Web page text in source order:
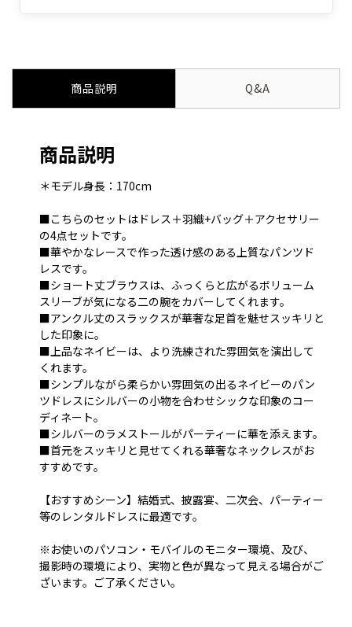
商品説明 Q&A
商品説明
＊モデル身長：170cm
■こちらのセットはドレス＋羽織+バッグ＋アクセサリー
の4点セットです。
■華やかなレースで作った透け感のある上質なパンツド
レスです。
■ショート丈ブラウスは、ふっくらと広がるボリューム
スリーブが気になる二の腕をカバーしてくれます。
■アンクル丈のスラックスが華奢な足首を魅せスッキリと
した印象に。
■上品なネイビーは、より洗練された雰囲気を演出して
くれます。
■シンプルながら柔らかい雰囲気の出るネイビーのパン
ツドレスにシルバーの小物を合わせシックな印象のコー
ディネート。
■シルバーのラメストールがパーティーに華を添えます。
■首元をスッキリと見せてくれる華奢なネックレスがお
すすめです。
【おすすめシーン】結婚式、披露宴、二次会、パーティー
等のレンタルドレスに最適です。
※お使いのパソコン・モバイルのモニター環境、及び、
撮影時の環境により、実物と色が異なって見える場合がご
ざいます。ご了承ください。